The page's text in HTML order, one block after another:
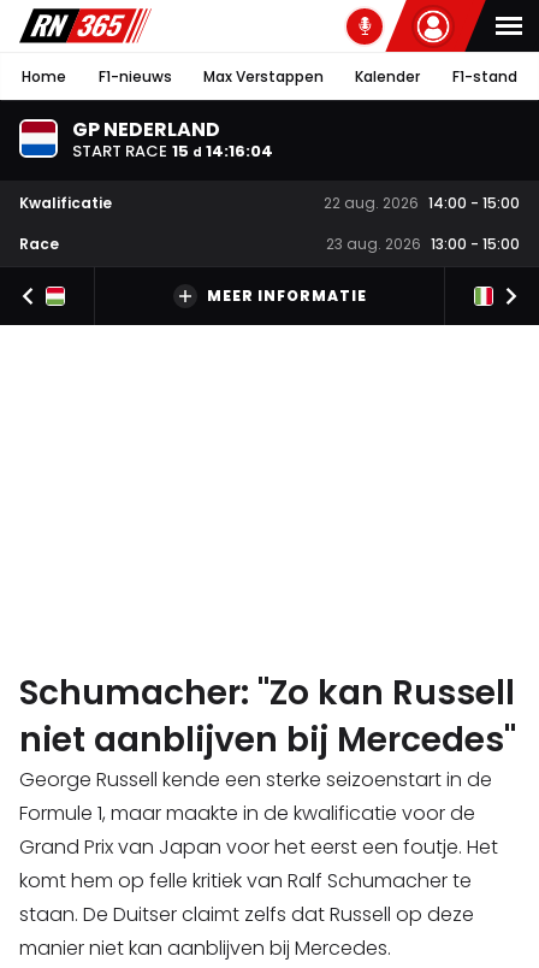
Home F1-nieuws Max Verstappen Kalender F1-stand
GP NEDERLAND
START RACE 15 d 14:16:03
Kwalificatie 22 aug. 2026 14:00 - 15:00
Race
23 aug. 2026 13:00 - 15:00
MEER INFORMATIE
Schumacher: "Zo kan Russell
niet aanblijven bij Mercedes"
George Russell kende een sterke seizoenstart in de
Formule 1, maar maakte in de kwalificatie voor de
Grand Prix van Japan voor het eerst een foutje. Het
komt hem op felle kritiek van Ralf Schumacher te
staan. De Duitser claimt zelfs dat Russell op deze
manier niet kan aanblijven bij Mercedes.